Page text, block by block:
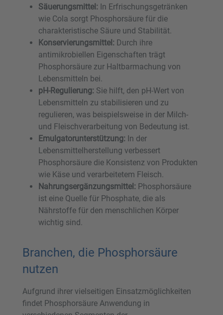
Säuerungsmittel: In Erfrischungsgetränken
wie Cola sorgt Phosphorsäure für die
charakteristische Säure und Stabilität.
Konservierungsmittel: Durch ihre
antimikrobiellen Eigenschaften trägt
Phosphorsäure zur Haltbarmachung von
Lebensmitteln bei.
pH-Regulierung: Sie hilft, den pH-Wert von
Lebensmitteln zu stabilisieren und zu
regulieren, was beispielsweise in der Milch-
und Fleischverarbeitung von Bedeutung ist.
Emulgatorunterstützung: In der
Lebensmittelherstellung verbessert
Phosphorsäure die Konsistenz von Produkten
wie Käse und verarbeitetem Fleisch.
Nahrungsergänzungsmittel: Phosphorsäure
ist eine Quelle für Phosphate, die als
Nährstoffe für den menschlichen Körper
wichtig sind.
Branchen, die Phosphorsäure
nutzen
Aufgrund ihrer vielseitigen Einsatzmöglichkeiten
findet Phosphorsäure Anwendung in